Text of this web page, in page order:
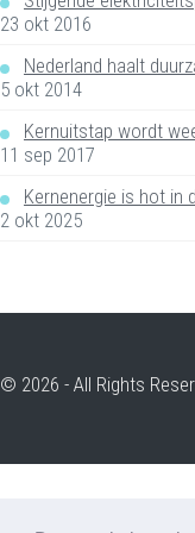
23 okt 2016
Nederland haalt
5 okt 2014
Kernuitstap wordt
11 sep 2017
Kernenergie is hot in
2 okt 2025
© 2026 - All Rights